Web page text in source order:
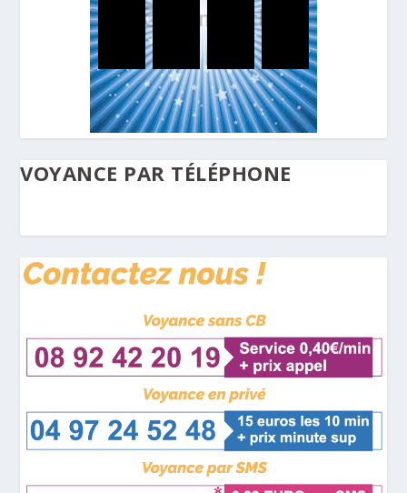
VOYANCE PAR TÉLÉPHONE